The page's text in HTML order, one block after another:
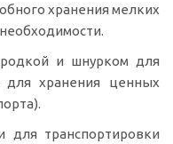
хранения мелких
и шнурком для
хранения ценных
для транспортировки